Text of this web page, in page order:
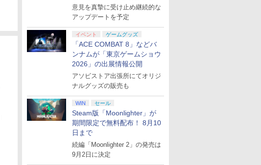
アプデを1週間以内に実施
意見を真摯に受け止め継続的な
アップデートを予定
イベント ゲームグッズ
「ACE COMBAT 8」などバ
ンナムが「東京ゲームショウ
2026」の出展情報公開
アソビストア出張所にてオリジ
ナルグッズの販売も
WIN セール
Steam版「Moonlighter」が
期間限定で無料配布！ 8月10
日まで
続編「Moonlighter 2」の発売は
9月2日に決定